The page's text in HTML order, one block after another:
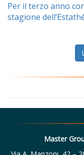
Per il terzo anno
stagione
Master